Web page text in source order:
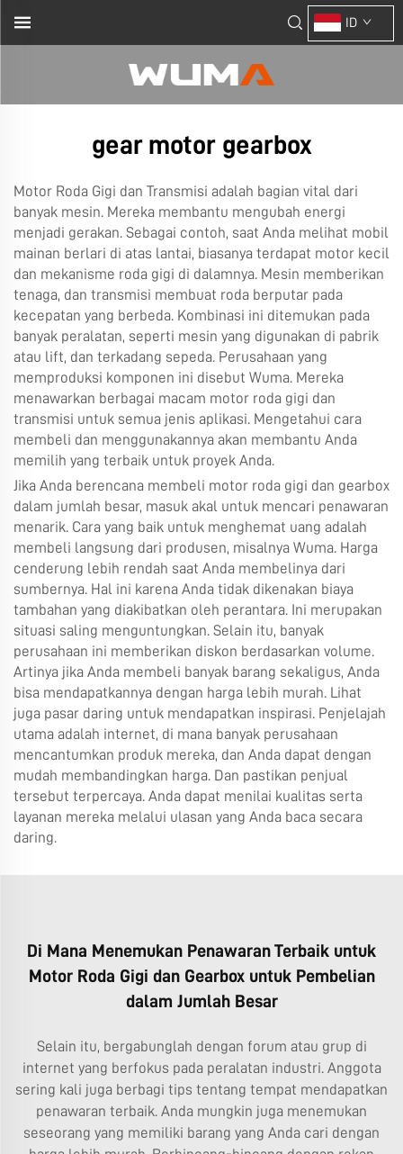
ID
gear motor gearbox
Motor Roda Gigi dan Transmisi adalah bagian vital dari
banyak mesin. Mereka membantu mengubah energi
menjadi gerakan. Sebagai contoh, saat Anda melihat mobil
mainan berlari di atas lantai, biasanya terdapat motor kecil
dan mekanisme roda gigi di dalamnya. Mesin memberikan
tenaga, dan transmisi membuat roda berputar pada
kecepatan yang berbeda. Kombinasi ini ditemukan pada
banyak peralatan, seperti mesin yang digunakan di pabrik
atau lift, dan terkadang sepeda. Perusahaan yang
memproduksi komponen ini disebut Wuma. Mereka
menawarkan berbagai macam motor roda gigi dan
transmisi untuk semua jenis aplikasi. Mengetahui cara
membeli dan menggunakannya akan membantu Anda
memilih yang terbaik untuk proyek Anda.
Jika Anda berencana membeli motor roda gigi dan gearbox
dalam jumlah besar, masuk akal untuk mencari penawaran
menarik. Cara yang baik untuk menghemat uang adalah
membeli langsung dari produsen, misalnya Wuma. Harga
cenderung lebih rendah saat Anda membelinya dari
sumbernya. Hal ini karena Anda tidak dikenakan biaya
tambahan yang diakibatkan oleh perantara. Ini merupakan
situasi saling menguntungkan. Selain itu, banyak
perusahaan ini memberikan diskon berdasarkan volume.
Artinya jika Anda membeli banyak barang sekaligus, Anda
bisa mendapatkannya dengan harga lebih murah. Lihat
juga pasar daring untuk mendapatkan inspirasi. Penjelajah
utama adalah internet, di mana banyak perusahaan
mencantumkan produk mereka, dan Anda dapat dengan
mudah membandingkan harga. Dan pastikan penjual
tersebut terpercaya. Anda dapat menilai kualitas serta
layanan mereka melalui ulasan yang Anda baca secara
daring.
Di Mana Menemukan Penawaran Terbaik untuk
Motor Roda Gigi dan Gearbox untuk Pembelian
dalam Jumlah Besar
Selain itu, bergabunglah dengan forum atau grup di
internet yang berfokus pada peralatan industri. Anggota
sering kali juga berbagi tips tentang tempat mendapatkan
penawaran terbaik. Anda mungkin juga menemukan
seseorang yang memiliki barang yang Anda cari dengan